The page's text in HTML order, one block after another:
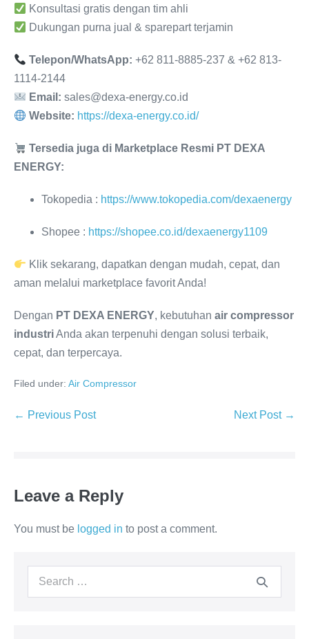
Konsultasi gratis dengan tim ahli
Dukungan purna jual & sparepart terjamin
Telepon/WhatsApp: +62 811-8885-237 & +62 813-
1114-2144
Email: sales@dexa-energy.co.id
Website: https://dexa-energy.co.id/
Tersedia juga di Marketplace Resmi PT DEXA
ENERGY:
Tokopedia : https://www.tokopedia.com/dexaenergy
Shopee : https://shopee.co.id/dexaenergy1109
Klik sekarang, dapatkan dengan mudah, cepat, dan
aman melalui marketplace favorit Anda!
Dengan PT DEXA ENERGY, kebutuhan air compressor
industriAnda akan terpenuhi dengan solusi terbaik,
cepat, dan terpercaya.
Filed under: Air Compressor
← Previous Post Next Post →
Leave a Reply
You must be logged in to post a comment.